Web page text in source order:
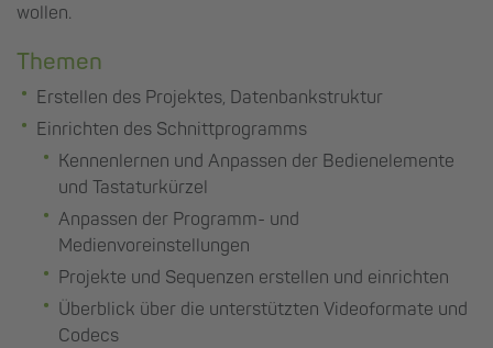
wollen.
Themen
Erstellen des Projektes, Datenbankstruktur
Einrichten des Schnittprogramms
Kennenlernen und Anpassen der Bedienelemente
und Tastaturkürzel
Anpassen der Programm- und
Medienvoreinstellungen
Projekte und Sequenzen erstellen und einrichten
Überblick über die unterstützten Videoformate und
Codecs